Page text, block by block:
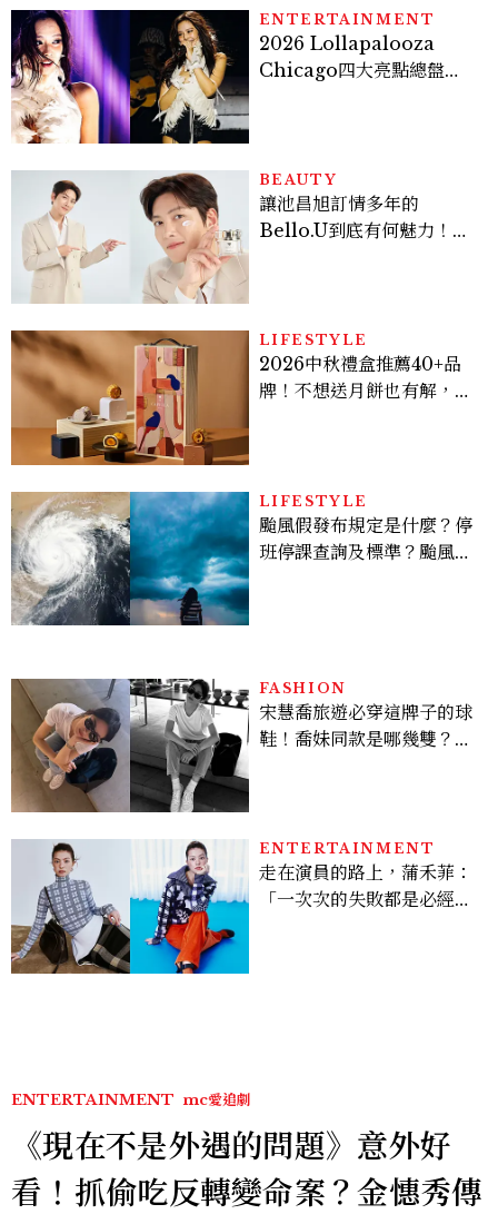
ENTERTAINMENT
2026 Lollapalooza
Chicago四大亮點總盤
BEAUTY
讓池昌旭訂情多年的
Bello.U到底有何魅力！揭
倦感，超神！
LIFESTYLE
2026中秋禮盒推薦40+品
牌！不想送月餅也有解，送
LIFESTYLE
颱風假發布規定是什麼？停
班停課查詢及標準？颱風假
FASHION
宋慧喬旅遊必穿這牌子的球
鞋！喬妹同款是哪幾雙？
ENTERTAINMENT
走在演員的路上，蒲禾菲：
「一次次的失敗都是必經過
ENTERTAINMENT mc愛追劇
《現在不是外遇的問題》意外好
看！抓偷吃反轉變命案？金憓秀傳